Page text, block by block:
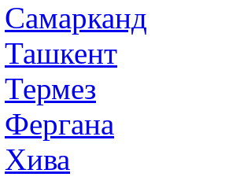
Самарканд
Ташкент
Термез
Фергана
Хива